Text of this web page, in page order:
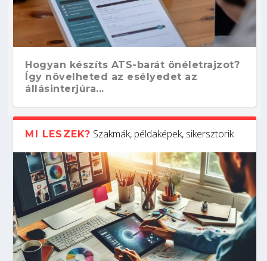
Hogyan készíts ATS-barát önéletrajzot?
Így növelheted az esélyedet az
állásinterjúra...
MI LESZEK? Szakmák, példaképek, sikersztorik